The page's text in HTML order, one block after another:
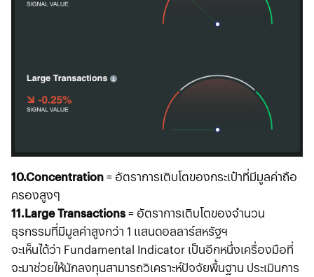
10.Concentration= อัตราการเติบโตของกระเป๋าที่มีมูลค่าถือ
ครองสูงๆ
11.Large Transactions= อัตราการเติบโตของจำนวน
ธุรกรรมที่มีมูลค่าสูงกว่า 1 แสนดอลลาร์สหรัฐฯ
จะเห็นได้ว่า Fundamental Indicator เป็นอีกหนึ่งเครื่องมือที่
จะมาช่วยให้นักลงทุนสามารถวิเคราะห์ปัจจัยพื้นฐาน ประเมินการ